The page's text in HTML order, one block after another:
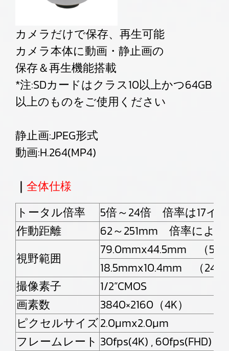
カメラだけで保存、再生可能
カメラ本体に動画・静止画の
保存＆再生機能搭載
*注:SDカードはクラス10以上かつ64GB
以上のものをご使用ください
静止画:JPEG形式
動画:H.264(MP4)
｜ 全体仕様
トータル倍率
5倍～24倍 倍率は17イ
作動距離
62～251mm 倍率によ
視野範囲
79.0mmx44.5mm （5倍
18.5mmx10.4mm （24
撮像素子
1/2”CMOS
画素数
3840×2160（4K）
ピクセルサイズ2.0μmx2.0μm
フレームレート 30fps(4K) , 60fps(FHD)